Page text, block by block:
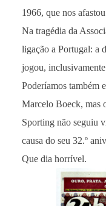
1966, que nos
Na tragédia da
ligação a Portugal: a
jogou,
Poderíamos também
Marcelo Boeck, mas
Sporting não seguiu
causa do seu 32.º
Que dia horrível.